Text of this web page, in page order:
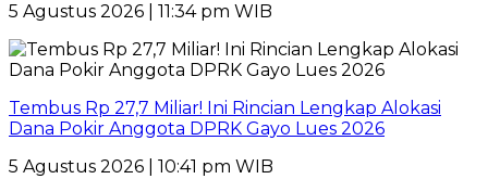
5 Agustus 2026 | 11:34 pm WIB
Tembus Rp 27,7 Miliar! Ini Rincian Lengkap Alokasi
Dana Pokir Anggota DPRK Gayo Lues 2026
5 Agustus 2026 | 10:41 pm WIB